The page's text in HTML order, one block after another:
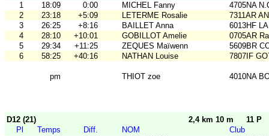
1
18:09 0:00 MICHEL Fanny
4705NA
2
23:18 +5:09 LETERME Rosalie
7311AR
3
26:25 +8:16 BAILLET Anna
6013HF
4
28:10 +10:01 GOBILLOT Amelie
0705AR
5
29:34 +11:25 ZEQUES Maïwenn
5609BR
6
58:25 +40:16 NATHAN Louise 7807IF
pm THIOT zoe 4010NA
D12 (21) 2,4 km 10 m
11 P
Pl
Temps Diff. NOM
Club